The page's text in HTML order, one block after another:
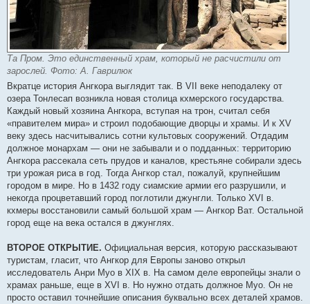
Та Пром. Это единственный храм, который не расчистили от
зарослей. Фото: А. Гаврилюк
Вкратце история Ангкора выглядит так. В VII веке неподалеку от
озера Тонлесап возникла новая столица кхмерского государства.
Каждый новый хозяина Ангкора, вступая на трон, считал себя
«правителем мира» и строил подобающие дворцы и храмы. И к XV
веку здесь насчитывались сотни культовых сооружений. Отдадим
должное монархам — они не забывали и о подданных: территорию
Ангкора рассекала сеть прудов и каналов, крестьяне собирали здесь
три урожая риса в год. Тогда Ангкор стал, пожалуй, крупнейшим
городом в мире. Но в 1432 году сиамские армии его разрушили, и
некогда процветавший город поглотили джунгли. Только XVI в.
кхмеры восстановили самый большой храм — Ангкор Ват. Остальной
город еще на века остался в джунглях.
ВТОРОЕ ОТКРЫТИЕ. Официальная версия, которую рассказывают
туристам, гласит, что Ангкор для Европы заново открыл
исследователь Анри Муо в XIX в. На самом деле европейцы знали о
храмах раньше, еще в XVI в. Но нужно отдать должное Муо. Он не
просто оставил точнейшие описания буквально всех деталей храмов.